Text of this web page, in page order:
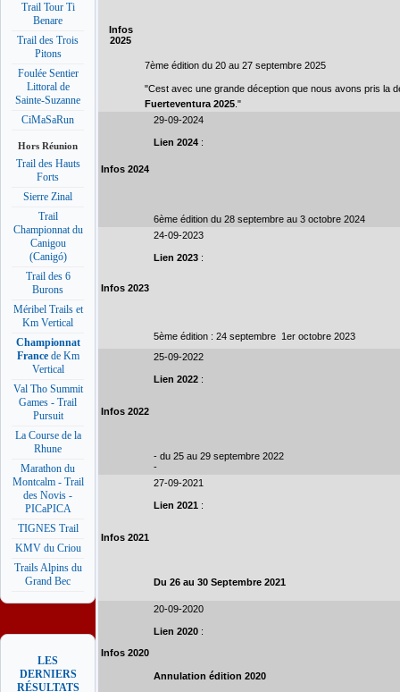
Trail Tour Ti
Benare
Trail des Trois
Pitons
Foulée Sentier
Littoral de
Sainte-Suzanne
CiMaSaRun
Hors Réunion
Trail des Hauts
Forts
Sierre Zinal
Trail
Championnat du
Canigou
(Canigó)
Trail des 6
Burons
Méribel Trails et
Km Vertical
Championnat
Francede Km
Vertical
Val Tho Summit
Games - Trail
Pursuit
La Course de la
Rhune
Marathon du
Montcalm - Trail
des Novis -
PICaPICA
TIGNES Trail
KMV du Criou
Trails Alpins du
Grand Bec
LES
DERNIERS
RÉSULTATS
Infos
2025
7ème édition du 20 au 27 septembre 2025
"Cest avec une grande déception que nous avons pris la
Fuerteventura 2025 ."
Infos 2024
29-09-2024
Lien 2024 :
6ème édition du 28 septembre au 3 octobre 2024
Infos 2023
24-09-2023
Lien 2023 :
5ème édition : 24 septembre  1er octobre 2023
Infos 2022
25-09-2022
Lien 2022 :
- du 25 au 29 septembre 2022
-
Infos 2021
27-09-2021
Lien 2021 :
Du 26 au 30 Septembre 2021
Infos 2020
20-09-2020
Lien 2020 :
Annulation édition 2020